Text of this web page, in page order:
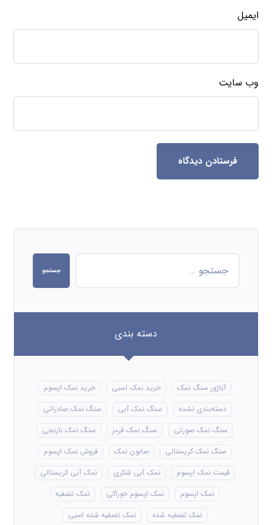
ایمیل
وب‌ سایت
فرستادن دیدگاه
جستجو
دسته بندی
آباژور سنگ نمک خرید نمک اسبی
خرید نمک اپسوم
دسته‌بندی نشده
سنگ نمک آبی
سنگ نمک صادراتی
سنگ نمک صورتی
سنگ نمک قرمز
سنگ نمک نارنجی
سنگ نمک کریستالی
صابون نمک
فروش نمک اپسوم
قیمت نمک اپسوم
نمک آبی شکری
نمک آبی کریستالی
نمک اپسوم
نمک اپسوم خوراکی
نمک تصفیه
نمک تصفیه شده
نمک تصفیه شده اسبی